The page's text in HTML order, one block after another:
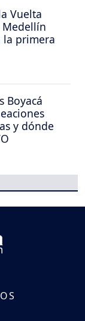
Vuelta
la primera
Boyacá
y dónde